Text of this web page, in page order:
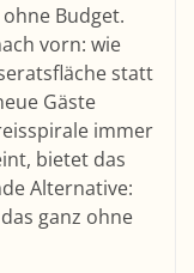
Budget.
vorn: wie
statt
Gäste
immer
bietet das
Alternative:
ganz ohne